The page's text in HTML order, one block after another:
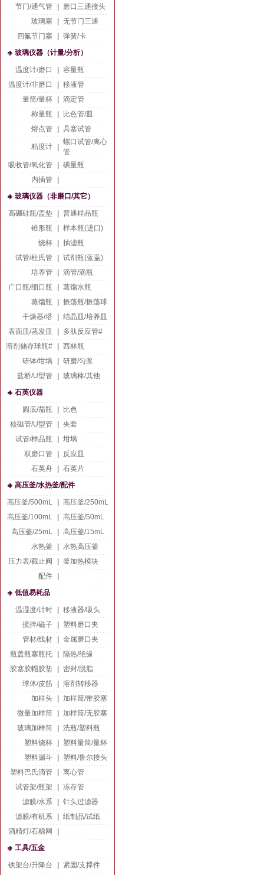
节门/通气管
磨口三通接头
玻璃塞
无节门三通
四氟节门塞
弹簧/卡
玻璃仪器（计量/分析）
温度计/磨口
容量瓶
温度计/非磨口
移液管
量筒/量杯
滴定管
称量瓶
比色管/皿
熔点管
具塞试管
粘度计
螺口试管/离心
管
吸收管/氧化管
碘量瓶
内插管
玻璃仪器（非磨口/其它）
高硼硅瓶/盖垫
普通样品瓶
锥形瓶
样本瓶(进口)
烧杯
抽滤瓶
试管/杜氏管
试剂瓶(蓝盖)
培养管
滴管/滴瓶
广口瓶/细口瓶
蒸馏水瓶
蒸馏瓶
振荡瓶/振荡球
干燥器/塔
结晶皿/培养皿
表面皿/蒸发皿
多肽反应管#
溶剂储存球瓶#
西林瓶
研钵/坩埚
研磨/匀浆
盐桥/U型管
玻璃棒/其他
石英仪器
圆底/茄瓶
比色
核磁管/U型管
夹套
试管/样品瓶
坩埚
双磨口管
反应皿
石英舟
石英片
高压釜/水热釜/配件
高压釜/500mL
高压釜/250mL
高压釜/100mL
高压釜/50mL
高压釜/25mL
高压釜/15mL
水热釜
水热高压釜
压力表/截止阀
釜加热模块
配件
低值易耗品
温湿度/计时
移液器/吸头
搅拌/磁子
塑料磨口夹
管材/线材
金属磨口夹
瓶盖瓶塞瓶托
隔热/绝缘
胶塞胶帽胶垫
密封/脱脂
球体/皮筋
溶剂转移器
加样头
加样筒/带胶塞
微量加样筒
加样筒/无胶塞
玻璃加样筒
洗瓶/塑料瓶
塑料烧杯
塑料量筒/量杯
塑料漏斗
塑料/鲁尔接头
塑料巴氏滴管
离心管
试管架/瓶架
冻存管
滤膜/水系
针头过滤器
滤膜/有机系
纸制品/试纸
酒精灯/石棉网
工具/五金
铁架台/升降台
紧固/支撑件